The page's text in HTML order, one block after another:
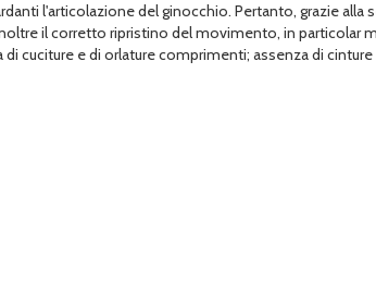
l'articolazione del ginocchio. Pertanto, grazie alla
il corretto ripristino del movimento, in particolar
cuciture e di orlature comprimenti; assenza di